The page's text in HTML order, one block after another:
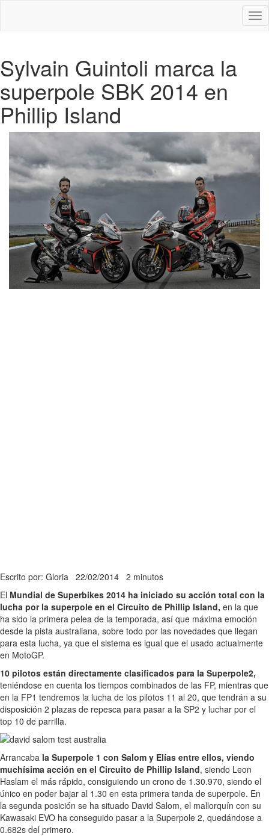
Sylvain Guintoli marca la
superpole SBK 2014 en
Phillip Island
Escrito por: Gloria 22/02/2014 2 minutos
El Mundial de Superbikes 2014 ha iniciado su acción total con la
lucha por la superpole en el Circuito de Phillip Island, en la que
ha sido la primera pelea de la temporada, así que máxima emoción
desde la pista australiana, sobre todo por las novedades que llegan
para esta lucha, ya que el sistema es igual que el usado actualmente
en MotoGP.
10 pilotos están directamente clasificados para la Superpole2,
teniéndose en cuenta los tiempos combinados de las FP, mientras que
en la FP1 tendremos la lucha de los pilotos 11 al 20, que tendrán a su
disposición 2 plazas de repesca para pasar a la SP2 y luchar por el
top 10 de parrilla.
Arrancaba la Superpole 1 con Salom y Elías entre ellos, viendo
muchísima acción en el Circuito de Phillip Island, siendo Leon
Haslam el más rápido, consiguiendo un crono de 1.30.970, siendo el
único en poder bajar al 1.30 en esta primera tanda de superpole. En
la segunda posición se ha situado David Salom, el mallorquín con su
Kawasaki EVO ha conseguido pasar a la Superpole 2, quedándose a
0.682s del primero.